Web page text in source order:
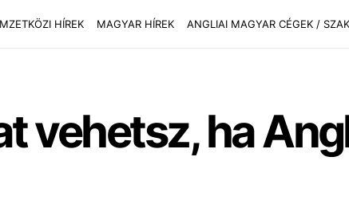
HÍREK MAGYAR HÍREK ANGLIAI MAGYAR CÉGEK /
vehetsz, ha